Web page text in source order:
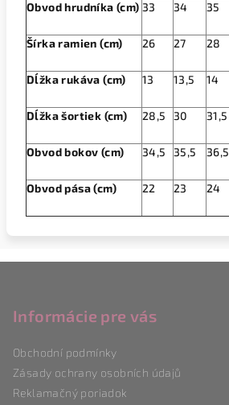
Obvod hrudníka (cm) 33 34 35
Šírka ramien (cm) 26 27 28
Dĺžka rukáva (cm) 13 13,5 14
Dĺžka šortiek (cm) 28,5 30 31,5
Obvod bokov (cm) 34,5 35,5 36,5
Obvod pása (cm) 22 23 24
Informácie pre vás
Obchodní podmínky
Zásady ochrany osobních údajů
Reklamačný poriadok